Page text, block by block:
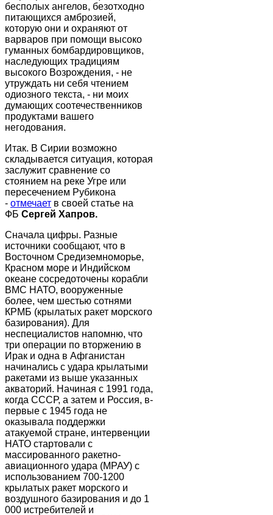
бесполых ангелов, безотходно
питающихся амброзией,
которую они и охраняют от
варваров при помощи высоко
гуманных бомбардировщиков,
наследующих традициям
высокого Возрождения, - не
утруждать ни себя чтением
одиозного текста, - ни моих
думающих соотечественников
продуктами вашего
негодования.
Итак. В Сирии возможно
складывается ситуация, которая
заслужит сравнение со
стоянием на реке Угре или
пересечением Рубикона
- отмечает в своей статье на
ФБ Сергей Хапров.
Сначала цифры. Разные
источники сообщают, что в
Восточном Средиземноморье,
Красном море и Индийском
океане сосредоточены корабли
ВМС НАТО, вооруженные
более, чем шестью сотнями
КРМБ (крылатых ракет морского
базирования). Для
неспециалистов напомню, что
три операции по вторжению в
Ирак и одна в Афганистан
начинались с удара крылатыми
ракетами из выше указанных
акваторий. Начиная с 1991 года,
когда СССР, а затем и Россия, в-
первые с 1945 года не
оказывала поддержки
атакуемой стране, интервенции
НАТО стартовали с
массированного ракетно-
авиационного удара (МРАУ) с
использованием 700-1200
крылатых ракет морского и
воздушного базирования и до 1
000 истребителей и